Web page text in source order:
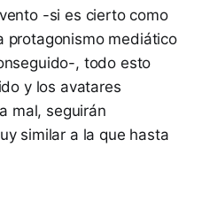
-si es cierto como
protagonismo mediático
, todo esto
y los avatares
mal, seguirán
similar a la que hasta